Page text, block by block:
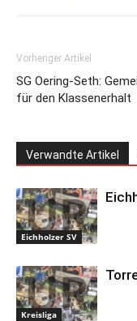
Vorheriger Artikel
SG Oering-Seth:
für den Klassenerhalt
Verwandte Artikel
Eichholzer SV
Kreisliga